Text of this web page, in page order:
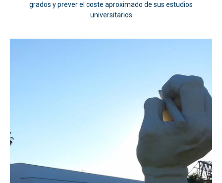
grados y prever el coste aproximado de sus estudios
universitarios